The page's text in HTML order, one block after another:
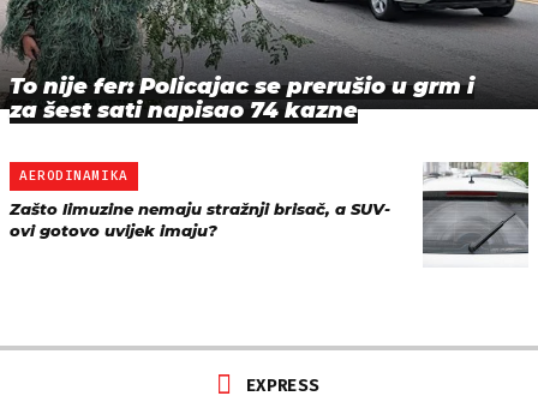
To nije fer: Policajac se prerušio u grm i
za šest sati napisao 74 kazne
AERODINAMIKA
Zašto limuzine nemaju stražnji brisač, a SUV-
ovi gotovo uvijek imaju?